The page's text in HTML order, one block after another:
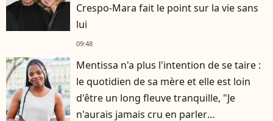
Crespo-Mara fait le point sur la vie sans
lui
09:48
Mentissa n'a plus l'intention de se taire :
le quotidien de sa mère et elle est loin
d'être un long fleuve tranquille, "Je
n'aurais jamais cru en parler